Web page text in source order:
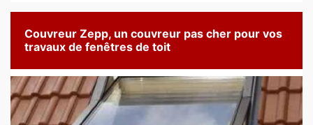
Couvreur Zepp, un couvreur pas cher pour vos
travaux de fenêtres de toit